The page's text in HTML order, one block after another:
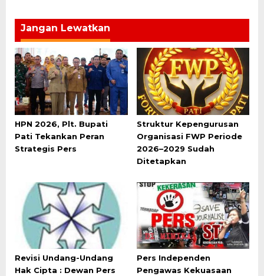
Jangan Lewatkan
HPN 2026, Plt. Bupati
Pati Tekankan Peran
Strategis Pers
Struktur Kepengurusan
Organisasi FWP Periode
2026–2029 Sudah
Ditetapkan
Revisi Undang-Undang
Hak Cipta : Dewan Pers
Pers Independen
Pengawas Kekuasaan